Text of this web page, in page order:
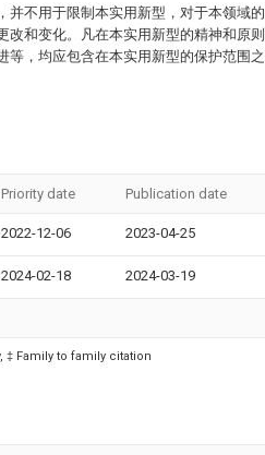
并不用于限制本实用新型，对于本领域的
和变化。凡在本实用新型的精神和原则
等，均应包含在本实用新型的保护范围之
Priority date Publication date
2022-12-06 2023-04-25
2024-02-18 2024-03-19
‡ Family to family citation